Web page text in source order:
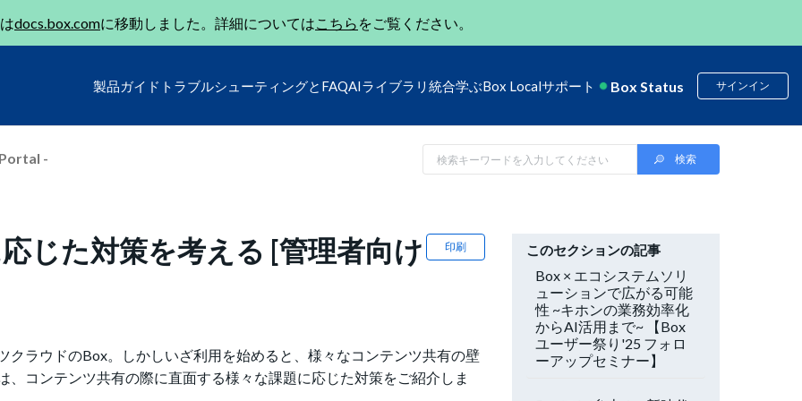
docs.box.comに移動しました。詳細についてはこちら をご覧ください。
製品ガイド トラブルシューティングとFAQAIライブラリ 統合学ぶBox Localサポート Box Status サインイン
-
印刷
じた対策を考える [管理者向け
クラウドのBox。しかしいざ利用を始めると、様々なコンテンツ共有の壁
コンテンツ共有の際に直面する様々な課題に応じた対策をご紹介しま
このセクションの記事
Box × エコシステムソリ
ューションで広がる可能
性 ~キホンの業務効率化
からAI活用まで~ 【Box
ユーザー祭り'25 フォロ
ーアップセミナー】